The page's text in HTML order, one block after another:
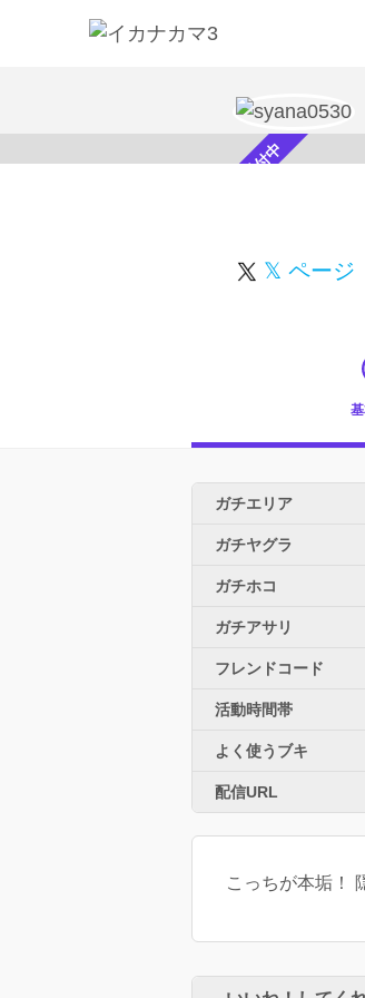
スカウト受付中
𝕏 ページ
ガチエリア
ガチヤグラ
ガチホコ
ガチアサリ
フレンドコード
活動時間帯
よく使うブキ
配信URL
こっちが本垢！